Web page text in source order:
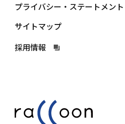
プライバシー・ステートメント
サイトマップ
採用情報